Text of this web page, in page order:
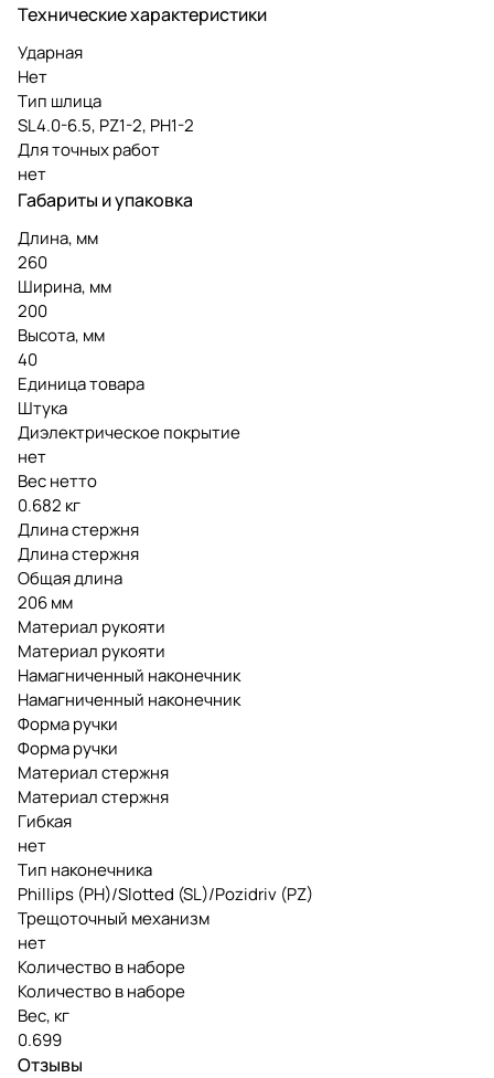
Технические характеристики
Ударная
Нет
Тип шлица
SL4.0-6.5, PZ1-2, PH1-2
Для точных работ
нет
Габариты и упаковка
Длина, мм
260
Ширина, мм
200
Высота, мм
40
Единица товара
Штука
Диэлектрическое покрытие
нет
Вес нетто
0.682 кг
Длина стержня
Длина стержня
Общая длина
206 мм
Материал рукояти
Материал рукояти
Намагниченный наконечник
Намагниченный наконечник
Форма ручки
Форма ручки
Материал стержня
Материал стержня
Гибкая
нет
Тип наконечника
Phillips (PH)/Slotted (SL)/Pozidriv (PZ)
Трещоточный механизм
нет
Количество в наборе
Количество в наборе
Вес, кг
0.699
Отзывы